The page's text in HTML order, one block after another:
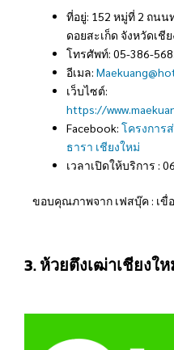
ที่อยู่: 152 หมู่ที่ 2 ถนน
ดอยสะเก็ด จังหวัดเชี
โทรศัพท์: 05-386-
อีเมล:
เว็บไซต์:
https://
Facebook: โครงการ
ธารา เชียงใหม่
เวลาเปิดให้บริการ :
ขอบคุณภาพจาก เฟสบุ๊ค : เขื่
3. ห้วยตึงเฒ่าเชียงใ